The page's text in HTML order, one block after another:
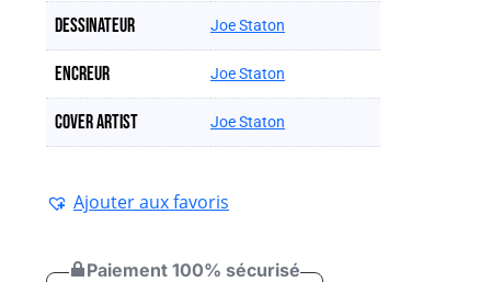
Dessinateur Joe Staton
Encreur Joe Staton
Cover artist Joe Staton
Ajouter aux favoris
Paiement 100% sécurisé